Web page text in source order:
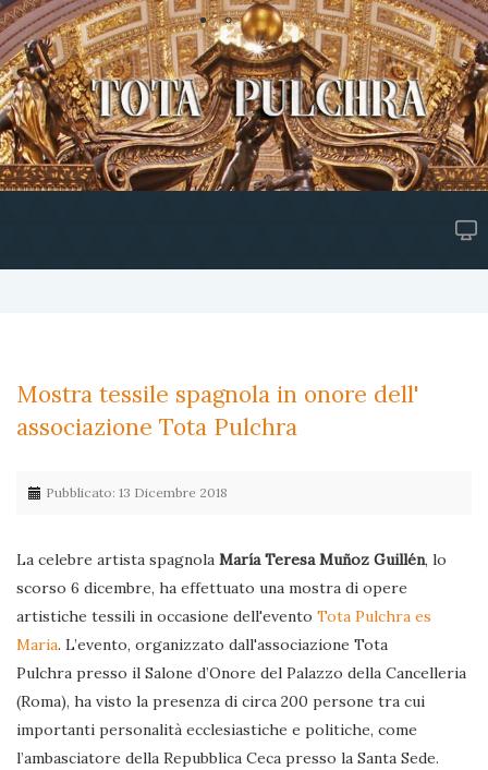
Mostra tessile spagnola in onore dell'
associazione Tota Pulchra
Pubblicato: 13 Dicembre 2018
La celebre artista spagnola María Teresa Muñoz Guillén, lo
scorso 6 dicembre, ha effettuato una mostra di opere
artistiche tessili in occasione dell'evento Tota Pulchra es
Maria. L’evento, organizzato dall'associazione Tota
Pulchra presso il Salone d’Onore del Palazzo della Cancelleria
(Roma), ha visto la presenza di circa 200 persone tra cui
importanti personalità ecclesiastiche e politiche, come
l’ambasciatore della Repubblica Ceca presso la Santa Sede.